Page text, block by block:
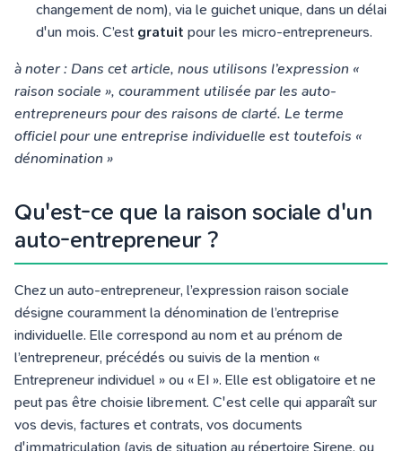
changement de nom), via le guichet unique, dans un délai
d'un mois. C’est gratuit pour les micro-entrepreneurs.
à noter : Dans cet article, nous utilisons l’expression «
raison sociale », couramment utilisée par les auto-
entrepreneurs pour des raisons de clarté. Le terme
officiel pour une entreprise individuelle est toutefois «
dénomination »
Qu'est-ce que la raison sociale d'un
auto-entrepreneur ?
Chez un auto-entrepreneur, l’expression raison sociale
désigne couramment la dénomination de l’entreprise
individuelle. Elle correspond au nom et au prénom de
l’entrepreneur, précédés ou suivis de la mention «
Entrepreneur individuel » ou « EI ». Elle est obligatoire et ne
peut pas être choisie librement. C'est celle qui apparaît sur
vos devis, factures et contrats, vos documents
d'immatriculation (avis de situation au répertoire Sirene, ou